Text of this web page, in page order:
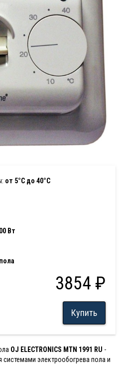
от 5°C до 40°C
Вт
3854 ₽
Купить
OJ ELECTRONICS MTN 1991 RU -
системами электрообогрева пола и